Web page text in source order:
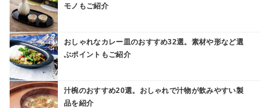
モノもご紹介
おしゃれなカレー皿のおすすめ32選。素材や形など選
ぶポイントもご紹介
汁椀のおすすめ20選。おしゃれで汁物が飲みやすい製
品を紹介